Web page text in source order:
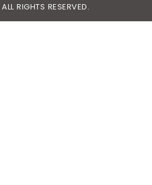
RIGHTS RESERVED.